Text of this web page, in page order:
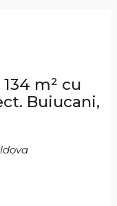
m² cu
Buiucani,